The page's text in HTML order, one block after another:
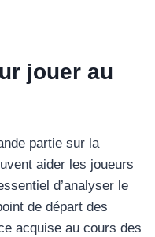
jouer au
partie sur la
aider les joueurs
d’analyser le
de départ des
acquise au cours des